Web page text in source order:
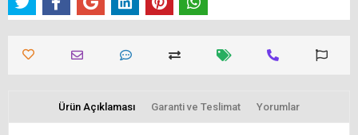
Ürün Açıklaması Garanti ve Teslimat Yorumlar